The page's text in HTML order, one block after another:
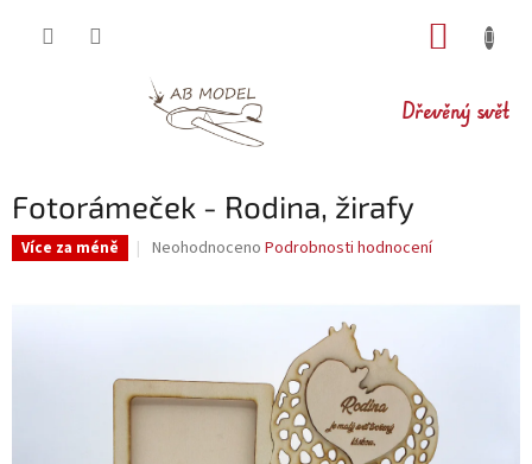
Dřevěný svět
Fotorámeček - Rodina, žirafy
Více za méně
Průměrné
5
hvězdiček.
Neohodnoceno Podrobnosti hodnocení